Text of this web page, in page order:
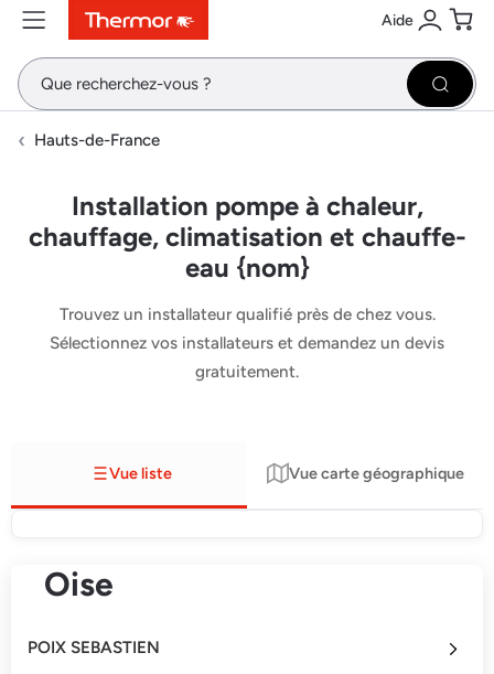
ContenuMenuRecherche Aide
Se
Hauts-de-France
Installation pompe à chaleur,
chauffage, climatisation et chauffe-
eau {nom}
Trouvez un installateur qualifié près de chez vous.
Sélectionnez vos installateurs et demandez un devis
gratuitement.
Vue liste Vue carte géographique
Oise
POIX SEBASTIEN